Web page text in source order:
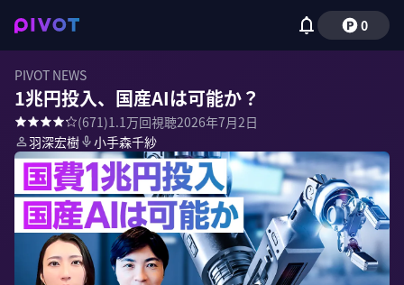
0
PIVOT NEWS
1兆円投入、国産AIは可能か？
(671)1.1万回視聴2026年7月2日
羽深宏樹
小手森千紗